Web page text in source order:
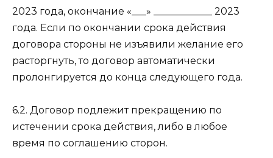
2023 года, окончание «___» ____________ 2023
года. Если по окончании срока действия
договора стороны не изъявили желание его
расторгнуть, то договор автоматически
пролонгируется до конца следующего года.
6.2. Договор подлежит прекращению по
истечении срока действия, либо в любое
время по соглашению сторон.